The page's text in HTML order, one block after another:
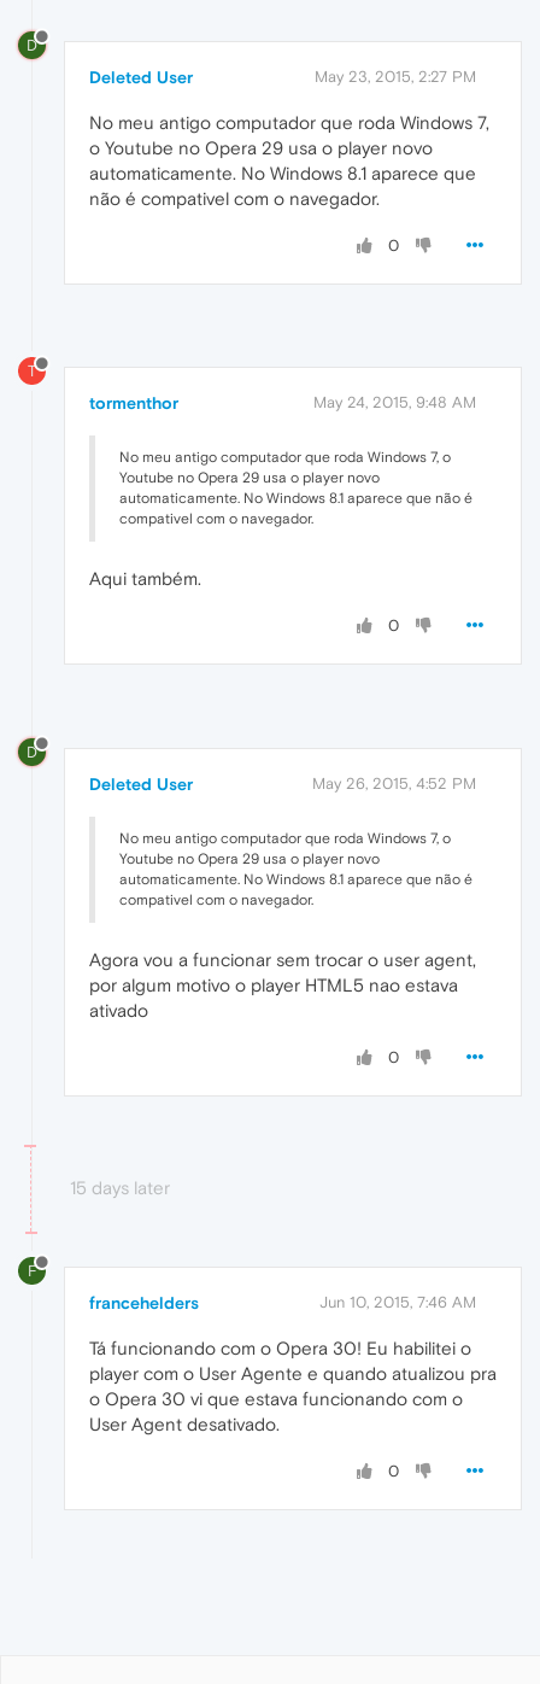
D
Deleted User May 23, 2015, 2:27 PM
No meu antigo computador que roda Windows 7,
o Youtube no Opera 29 usa o player novo
automaticamente. No Windows 8.1 aparece que
não é compativel com o navegador.
0
T
tormenthor May 24, 2015, 9:48 AM
No meu antigo computador que roda Windows 7, o
Youtube no Opera 29 usa o player novo
automaticamente. No Windows 8.1 aparece que não é
compativel com o navegador.
Aqui também.
0
D
Deleted User May 26, 2015, 4:52 PM
No meu antigo computador que roda Windows 7, o
Youtube no Opera 29 usa o player novo
automaticamente. No Windows 8.1 aparece que não é
compativel com o navegador.
Agora vou a funcionar sem trocar o user agent,
por algum motivo o player HTML5 nao estava
ativado
0
15 days later
F
francehelders Jun 10, 2015, 7:46 AM
Tá funcionando com o Opera 30! Eu habilitei o
player com o User Agente e quando atualizou pra
o Opera 30 vi que estava funcionando com o
User Agent desativado.
0